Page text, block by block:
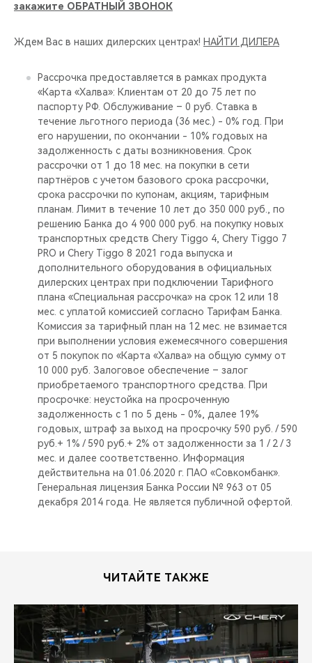
закажите ОБРАТНЫЙ ЗВОНОК
Ждем Вас в наших дилерских центрах! НАЙТИ ДИЛЕРА
Рассрочка предоставляется в рамках продукта
«Карта «Халва»: Клиентам от 20 до 75 лет по
паспорту РФ. Обслуживание – 0 руб. Ставка в
течение льготного периода (36 мес.) - 0% год. При
его нарушении, по окончании - 10% годовых на
задолженность с даты возникновения. Срок
рассрочки от 1 до 18 мес. на покупки в сети
партнёров с учетом базового срока рассрочки,
срока рассрочки по купонам, акциям, тарифным
планам. Лимит в течение 10 лет до 350 000 руб., по
решению Банка до 4 900 000 руб. на покупку новых
транспортных средств Chery Tiggo 4, Chery Tiggo 7
PRO и Chery Tiggo 8 2021 года выпуска и
дополнительного оборудования в официальных
дилерских центрах при подключении Тарифного
плана «Специальная рассрочка» на срок 12 или 18
мес. с уплатой комиссией согласно Тарифам Банка.
Комиссия за тарифный план на 12 мес. не взимается
при выполнении условия ежемесячного совершения
от 5 покупок по «Карта «Халва» на общую сумму от
10 000 руб. Залоговое обеспечение – залог
приобретаемого транспортного средства. При
просрочке: неустойка на просроченную
задолженность с 1 по 5 день - 0%, далее 19%
годовых, штраф за выход на просрочку 590 руб. / 590
руб.+ 1% / 590 руб.+ 2% от задолженности за 1 / 2 / 3
мес. и далее соответственно. Информация
действительна на 01.06.2020 г. ПАО «Совкомбанк».
Генеральная лицензия Банка России № 963 от 05
декабря 2014 года. Не является публичной офертой.
ЧИТАЙТЕ ТАКЖЕ